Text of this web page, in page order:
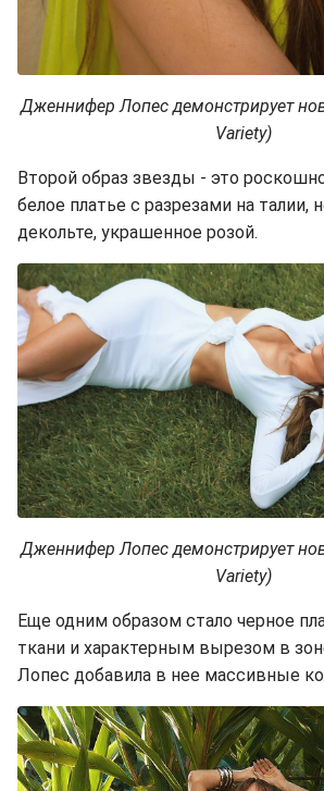
Дженнифер Лопес демонстрирует
Variety)
Второй образ звезды - это
белое платье с разрезами на талии,
декольте, украшенное розой.
Дженнифер Лопес демонстрирует
Variety)
Еще одним образом стало черное
ткани и характерным вырезом в
Лопес добавила в нее массивные